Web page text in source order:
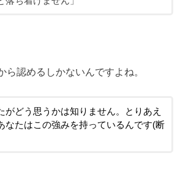
ら認めるしかないんですよね。
がどう思うかは知りません。とりあえ
なたはこの強みを持っているんです(断